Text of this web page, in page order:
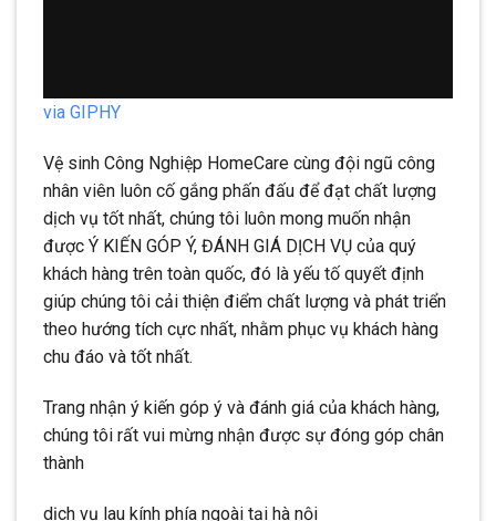
via GIPHY
Vệ sinh Công Nghiệp HomeCare cùng đội ngũ công
nhân viên luôn cố gắng phấn đấu để đạt chất lượng
dịch vụ tốt nhất, chúng tôi luôn mong muốn nhận
được Ý KIẾN GÓP Ý, ĐÁNH GIÁ DỊCH VỤ của quý
khách hàng trên toàn quốc, đó là yếu tố quyết định
giúp chúng tôi cải thiện điểm chất lượng và phát triển
theo hướng tích cực nhất, nhằm phục vụ khách hàng
chu đáo và tốt nhất.
Trang nhận ý kiến góp ý và đánh giá của khách hàng,
chúng tôi rất vui mừng nhận được sự đóng góp chân
thành
dịch vụ lau kính phía ngoài tại hà nội